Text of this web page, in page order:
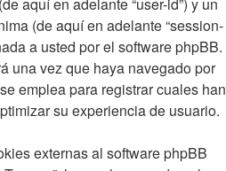
(de aquí en adelante “session-
a usted por el software phpBB.
una vez que haya navegado por
emplea para registrar cuales han
su experiencia de usuario.
externas al software phpBB